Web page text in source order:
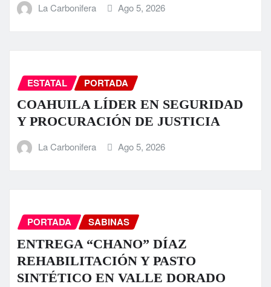
La Carbonifera Ago 5, 2026
ESTATAL PORTADA
COAHUILA LÍDER EN SEGURIDAD
Y PROCURACIÓN DE JUSTICIA
La Carbonifera Ago 5, 2026
PORTADA SABINAS
ENTREGA “CHANO” DÍAZ
REHABILITACIÓN Y PASTO
SINTÉTICO EN VALLE DORADO